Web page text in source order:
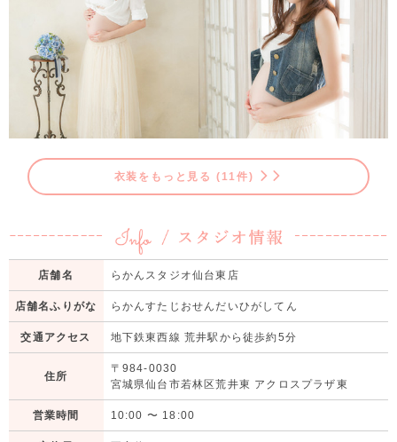
衣装をもっと見る (11件)
店舗名 らかんスタジオ仙台東店
店舗名ふりがな らかんすたじおせんだいひがしてん
交通アクセス 地下鉄東西線 荒井駅から徒歩約5分
住所
〒984-0030
宮城県仙台市若林区荒井東 アクロスプラザ東
営業時間 10:00 〜 18:00